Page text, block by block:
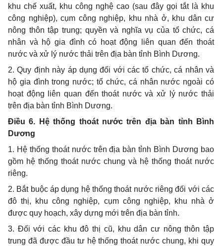
khu chế xuất, khu công nghệ cao (sau đây gọi tắt là khu
công nghiệp), cụm công nghiệp, khu nhà ở, khu dân cư
nông thôn tập trung; quyền và nghĩa vụ của tổchức, cá
nhân và hộ gia đình có hoạt động liên quan đến thoát
nước và xử lý nước thải trên địa bàn tỉnh Bình Dương.
2. Quy định này áp dụng đối với các tổ chức, cá nhân và
hộ gia đình trong nước; tổ chức, cá nhân nước ngoài có
hoạt động liên quan đến thoát nước và xử lý nước thải
trên địa bàn tỉnh Bình Dương.
Điều 6. Hệ thống thoát nước trên địa bàn tỉnh Bình
Dương
1. Hệ thống thoát nước trên địa bàn tỉnh Bình Dương bao
gồm hệ thống thoát nước chung và hệ thống thoát nước
riêng.
2. Bắt buộc áp dụng hệ thống thoát nước riêng đối với các
đô thị, khu công nghiệp, cụm công nghiệp, khu nhà ở
được quy hoạch, xây dựng mới trên địa bàn tỉnh.
3. Đối với các khu đô thị cũ, khu dân cư nông thôn tập
trung đã được đầu tư hệ thống thoát nước chung, khi quy